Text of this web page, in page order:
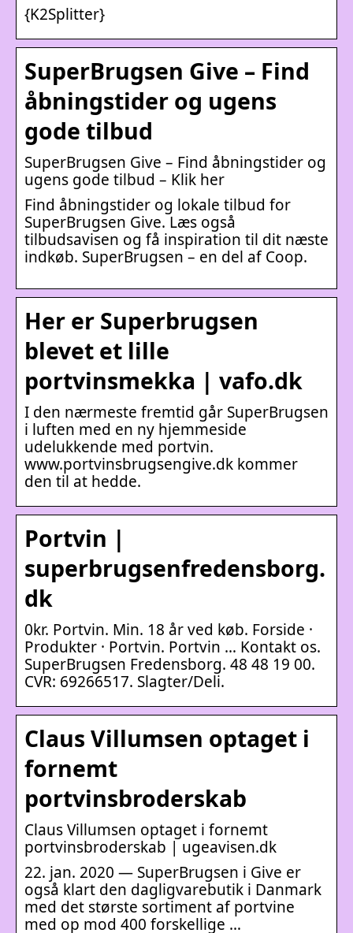
{K2Splitter}
SuperBrugsen Give – Find
åbningstider og ugens
gode tilbud
SuperBrugsen Give – Find åbningstider og
ugens gode tilbud – Klik her
Find åbningstider og lokale tilbud for
SuperBrugsen Give. Læs også
tilbudsavisen og få inspiration til dit næste
indkøb. SuperBrugsen – en del af Coop.
Her er Superbrugsen
blevet et lille
portvinsmekka | vafo.dk
I den nærmeste fremtid går SuperBrugsen
i luften med en ny hjemmeside
udelukkende med portvin.
www.portvinsbrugsengive.dk kommer
den til at hedde.
Portvin |
superbrugsenfredensborg.
dk
0kr. Portvin. Min. 18 år ved køb. Forside ·
Produkter · Portvin. Portvin … Kontakt os.
SuperBrugsen Fredensborg. 48 48 19 00.
CVR: 69266517. Slagter/Deli.
Claus Villumsen optaget i
fornemt
portvinsbroderskab
Claus Villumsen optaget i fornemt
portvinsbroderskab | ugeavisen.dk
22. jan. 2020 — SuperBrugsen i Give er
også klart den dagligvarebutik i Danmark
med det største sortiment af portvine
med op mod 400 forskellige …